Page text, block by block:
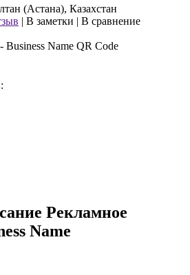
(Астана), Казахстан
| В заметки | В сравнение
Рекламное
Name